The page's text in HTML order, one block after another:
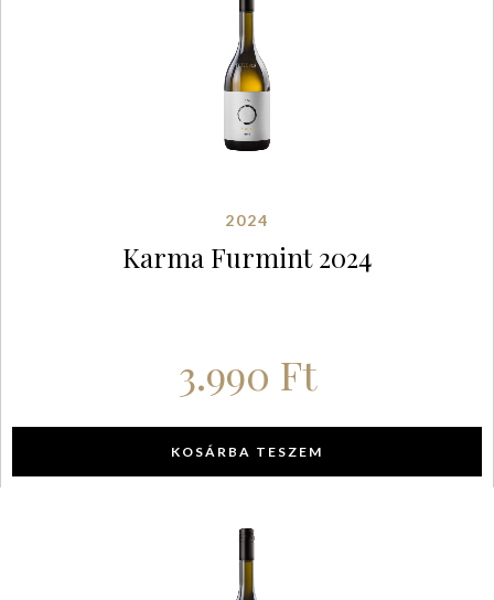
2024
Karma Furmint 2024
3.990 Ft
KOSÁRBA TESZEM